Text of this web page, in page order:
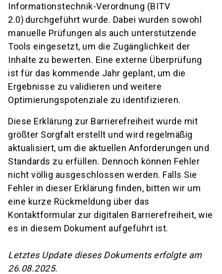
Informationstechnik-Verordnung (BITV
2.0) durchgeführt wurde. Dabei wurden sowohl
manuelle Prüfungen als auch unterstützende
Tools eingesetzt, um die Zugänglichkeit der
Inhalte zu bewerten. Eine externe Überprüfung
ist für das kommende Jahr geplant, um die
Ergebnisse zu validieren und weitere
Optimierungspotenziale zu identifizieren.
Diese Erklärung zur Barrierefreiheit wurde mit
größter Sorgfalt erstellt und wird regelmäßig
aktualisiert, um die aktuellen Anforderungen und
Standards zu erfüllen. Dennoch können Fehler
nicht völlig ausgeschlossen werden. Falls Sie
Fehler in dieser Erklärung finden, bitten wir um
eine kurze Rückmeldung über das
Kontaktformular zur digitalen Barrierefreiheit, wie
es in diesem Dokument aufgeführt ist.
Letztes Update dieses Dokuments erfolgte am
26.08.2025.